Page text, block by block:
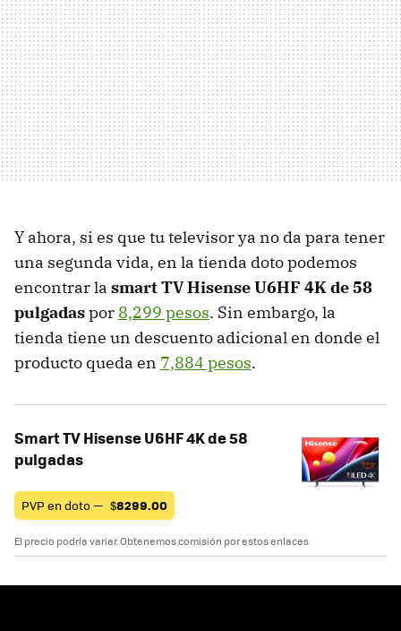
Y ahora, si es que tu televisor ya no da para tener
una segunda vida, en la tienda doto podemos
encontrar la smart TV Hisense U6HF 4K de 58
pulgadaspor 8,299 pesos. Sin embargo, la
tienda tiene un descuento adicional en donde el
producto queda en 7,884 pesos.
Smart TV Hisense U6HF 4K de 58
pulgadas
PVP en doto — $8299.00
El precio podría variar. Obtenemos comisión por estos enlaces